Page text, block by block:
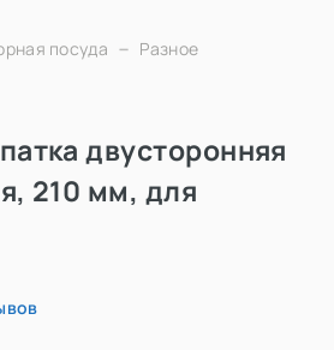
посуда Разное
двусторонняя
210 мм, для